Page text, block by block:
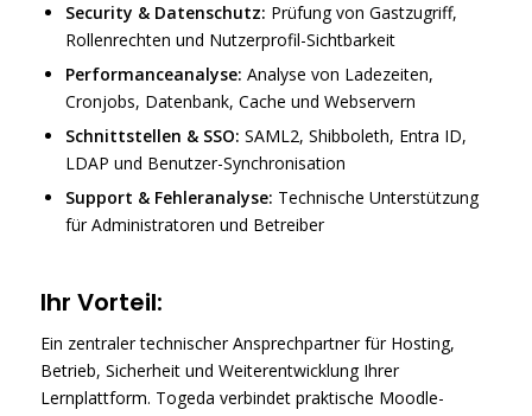
Security & Datenschutz: Prüfung von Gastzugriff,
Rollenrechten und Nutzerprofil-Sichtbarkeit
Performanceanalyse: Analyse von Ladezeiten,
Cronjobs, Datenbank, Cache und Webservern
Schnittstellen & SSO: SAML2, Shibboleth, Entra ID,
LDAP und Benutzer-Synchronisation
Support & Fehleranalyse: Technische Unterstützung
für Administratoren und Betreiber
Ihr Vorteil:
Ein zentraler technischer Ansprechpartner für Hosting,
Betrieb, Sicherheit und Weiterentwicklung Ihrer
Lernplattform. Togeda verbindet praktische Moodle-